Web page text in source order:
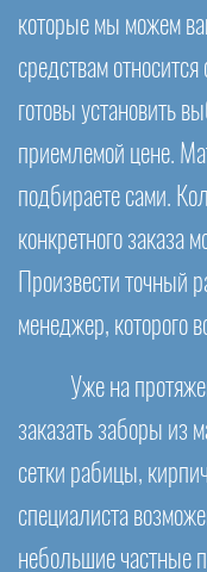
которые мы можем
средствам
готовы установить
приемлемой цене.
подбираете сами.
конкретного заказа
Произвести точный
менеджер, которого
Уже на
заказать заборы из
сетки рабицы,
специалиста
небольшие частные